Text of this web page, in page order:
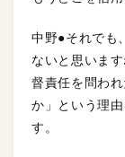
中野●それでも
ないと思いま
督責任を問わ
か」という理
す。